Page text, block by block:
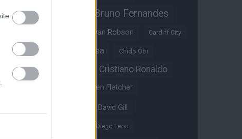
Brandon Williams Bruno Fernandes
Bryan Robson Cardiff City
Casemiro Chelsea Chido Obi
Christian Eriksen Cristiano Ronaldo
Darren Fletcher
David Gill
Diego Leon